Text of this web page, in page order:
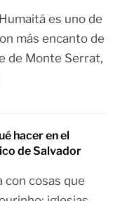
es uno de
más encanto de
de Monte Serrat,
hacer en el
de Salvador
con cosas que